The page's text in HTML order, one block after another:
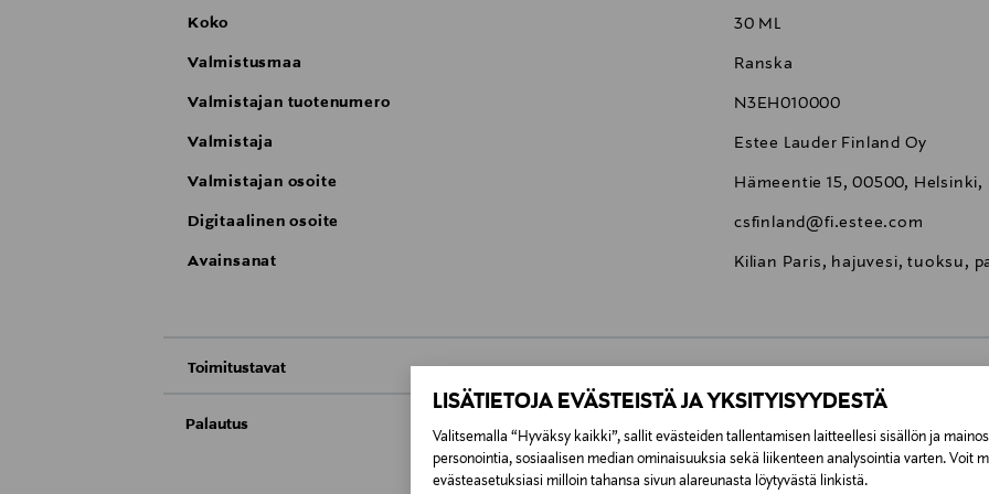
LISÄTIETOJA EVÄSTEISTÄ JA YKSITYISYYDESTÄ
Valitsemalla “Hyväksy kaikki”, sallit evästeiden tallentamisen laitteellesi sisällön ja
personointia, sosiaalisen median ominaisuuksia sekä liikenteen analysointia varten. Voit
evästeasetuksiasi milloin tahansa sivun alareunasta löytyvästä linkistä.
Koko 30 ML
Valmistusmaa Ranska
Valmistajan tuotenumero N3EH010000
Valmistaja Estee Lauder Finland Oy
Valmistajan osoite Hämeentie 15, 00500, Helsinki,
Digitaalinen osoite csfinland@fi.estee.com
Avainsanat Kilian Paris, hajuvesi, tuoksu,
Toimitustavat
0,00 €
Toimitus automaattiin tai noutopisteeseen 0,00 € – 4,90 €
Palautus
Meille on hyvin tärkeää, että olet tyytyväinen tilaukseesi. Voit palauttaa tilaamasi tuotteen 30 vuorokauden
Kosmetiikka- ja luontaistuotepakkaukset tulee palauttaa avaamattomissa alkuperäispakkauksissaan ja